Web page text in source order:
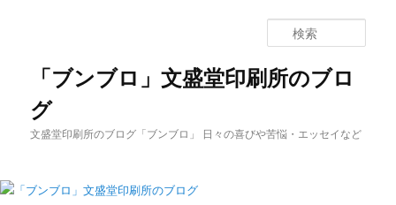
移
動
動
「ブンブロ」文盛堂印刷所のブロ
グ
文盛堂印刷所のブログ「ブンブロ」 日々の喜びや苦悩・エッセイなど
索